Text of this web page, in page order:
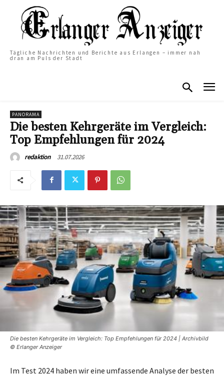
Tägliche Nachrichten und Berichte aus Erlangen – immer nah
dran am Puls der Stadt
PANORAMA
Die besten Kehrgeräte im Vergleich:
Top Empfehlungen für 2024
redaktion 31.07.2026
Die besten Kehrgeräte im Vergleich: Top Empfehlungen für 2024 | Archivbild
© Erlanger Anzeiger
Im Test 2024 haben wir eine umfassende Analyse der besten